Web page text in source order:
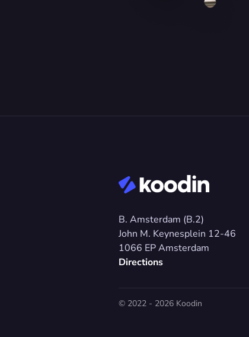
B. Amsterdam (B.2)
John M. Keynesplein 12-46
1066 EP Amsterdam
Directions
© 2022 - 2026 Koodin